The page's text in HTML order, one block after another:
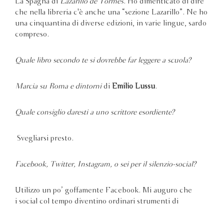
che nella libreria c'è anche una “sezione Lazarillo”. Ne ho
una cinquantina di diverse edizioni, in varie lingue, sardo
compreso.
Quale libro secondo te si dovrebbe far leggere a scuola?
Marcia su Roma e dintornidi Emilio Lussu.
Quale consiglio daresti a uno scrittore esordiente?
Svegliarsi presto.
Facebook, Twitter, Instagram, o sei per il silenzio-social?
Utilizzo un po’ goffamente Facebook. Mi auguro che
i social col tempo diventino ordinari strumenti di